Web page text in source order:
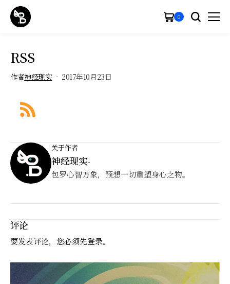
0
RSS
作者神经现实 2017年10月23日
关于作者
神经现实-
包罗心智万象，预想一切重塑身心之物。
评论
要发表评论，您必须先登录。